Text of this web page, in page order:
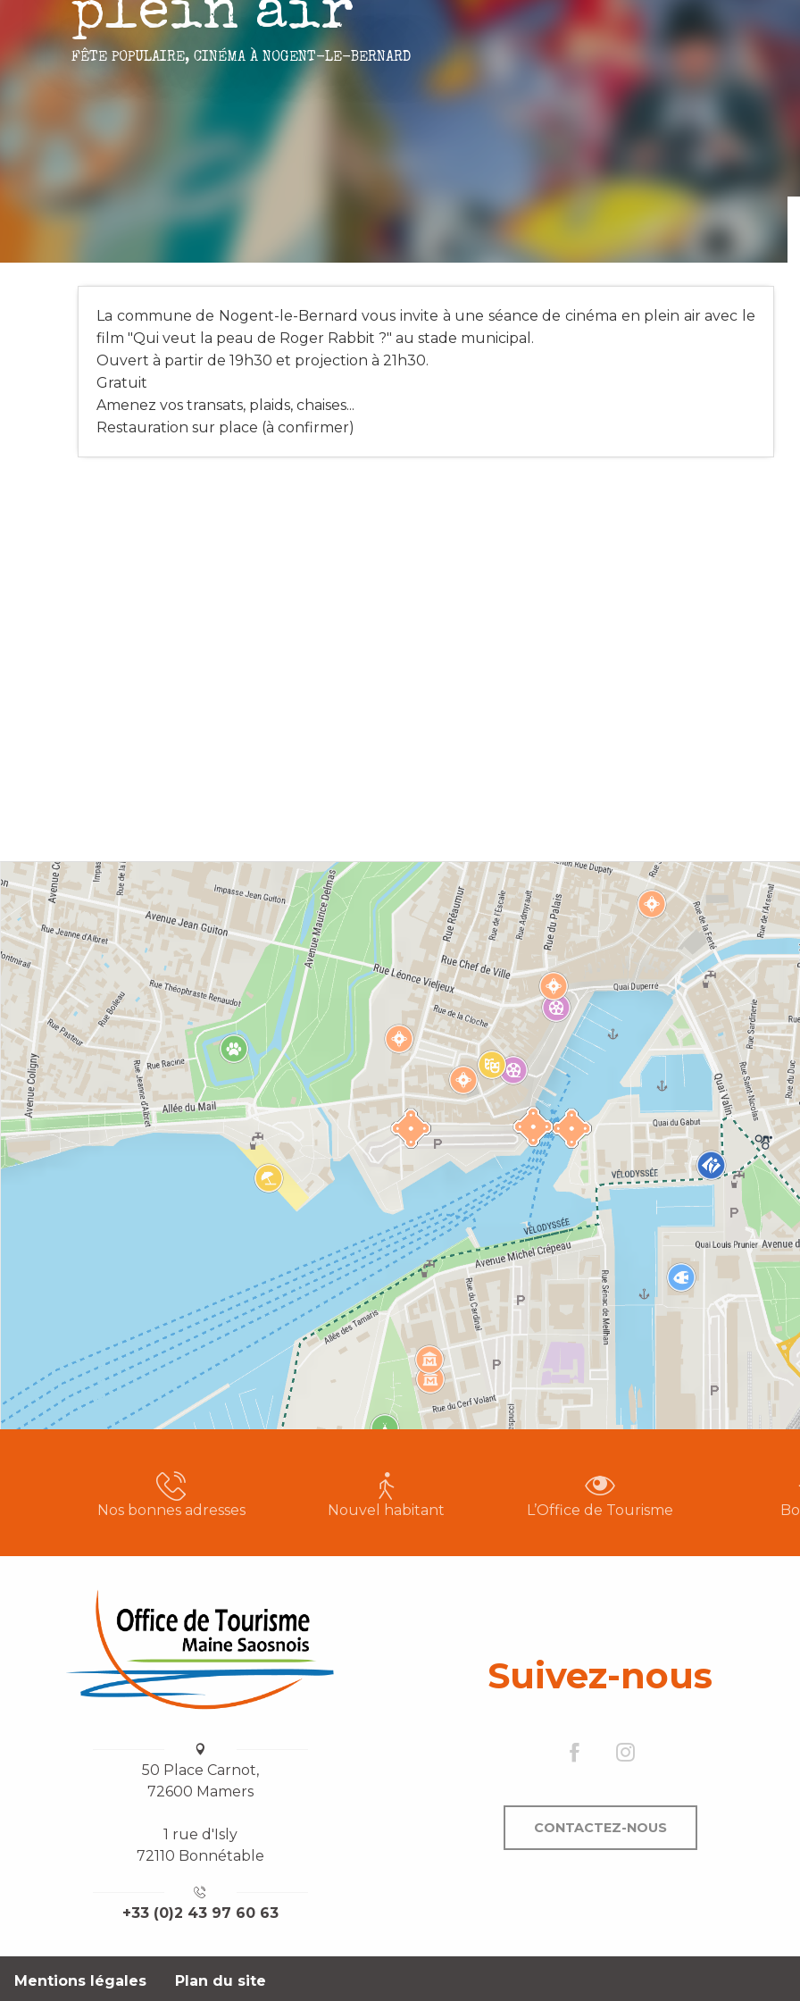
plein air
FÊTE POPULAIRE, CINÉMA À NOGENT-LE-BERNARD
La commune de Nogent-le-Bernard vous invite à une séance de cinéma en plein air avec le
film "Qui veut la peau de Roger Rabbit ?" au stade municipal.
Ouvert à partir de 19h30 et projection à 21h30.
Gratuit
Amenez vos transats, plaids, chaises...
Restauration sur place (à confirmer)
Nos bonnes adresses Nouvel habitant L’Office de Tourisme
50 Place Carnot,
72600 Mamers
1 rue d'Isly
72110 Bonnétable
+33 (0)2 43 97 60 63
Suivez-nous
CONTACTEZ-NOUS
Mentions légales Plan du site